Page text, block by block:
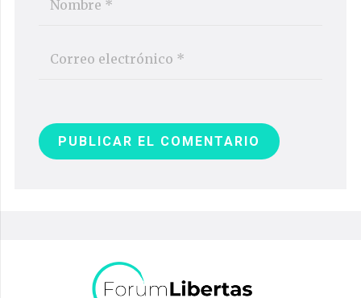
PUBLICAR EL COMENTARIO